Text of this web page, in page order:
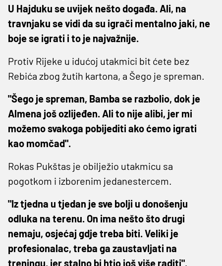
U Hajduku se uvijek nešto događa. Ali, na
travnjaku se vidi da su igrači mentalno jaki, ne
boje se igrati i to je najvažnije.
Protiv Rijeke u idućoj utakmici bit ćete bez
Rebića zbog žutih kartona, a Šego je spreman.
"Šego je spreman, Bamba se razbolio, dok je
Almena još ozlijeđen. Ali to nije alibi, jer mi
možemo svakoga pobijediti ako ćemo igrati
kao momčad".
Rokas Pukštas je obilježio utakmicu sa
pogotkom i izborenim jedanestercem.
"Iz tjedna u tjedan je sve bolji u donošenju
odluka na terenu. On ima nešto što drugi
nemaju, osjećaj gdje treba biti. Veliki je
profesionalac, treba ga zaustavljati na
treningu, jer stalno bi htio još više raditi".